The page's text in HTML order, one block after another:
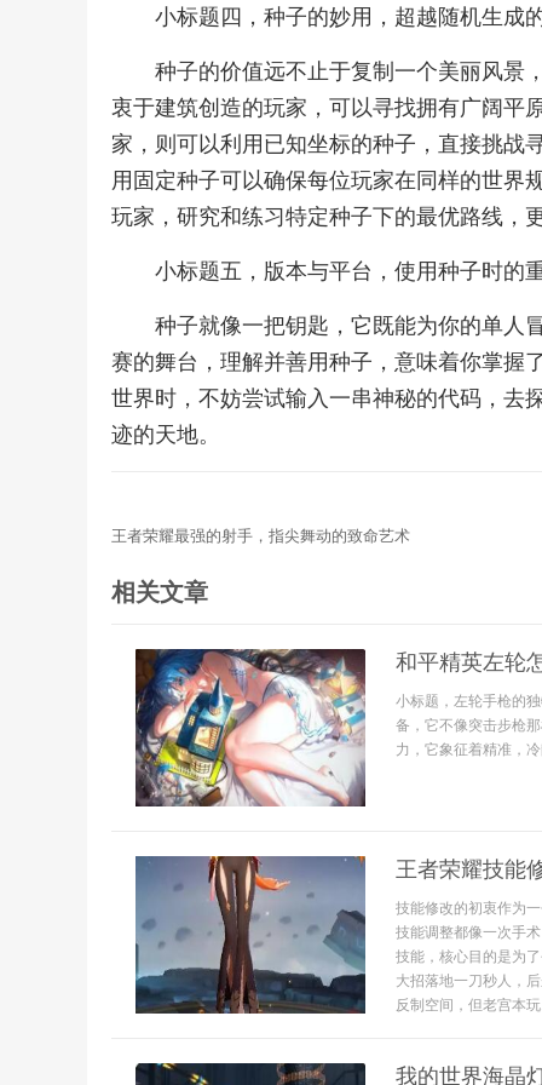
小标题四，种子的妙用，超越随机生成
种子的价值远不止于复制一个美丽风景
衷于建筑创造的玩家，可以寻找拥有广阔平
家，则可以利用已知坐标的种子，直接挑战
用固定种子可以确保每位玩家在同样的世界
玩家，研究和练习特定种子下的最优路线，
小标题五，版本与平台，使用种子时的
种子就像一把钥匙，它既能为你的单人
赛的舞台，理解并善用种子，意味着你掌握
世界时，不妨尝试输入一串神秘的代码，去
迹的天地。
王者荣耀最强的射手，指尖舞动的致命艺术
相关文章
和平精英左轮
小标题，左轮手枪的
备，它不像突击步枪
力，它象征着精准，
王者荣耀技能
技能修改的初衷作为
技能调整都像一次手
技能，核心目的是为
大招落地一刀秒人，
反制空间，但老宫本
我的世界海晶